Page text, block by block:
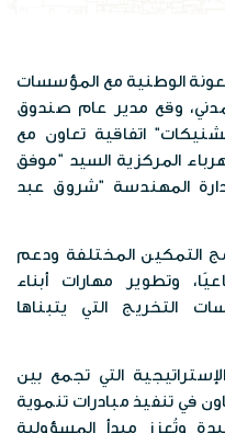
الوطنية مع المؤسسات
وقع مدير عام صندوق
اتفاقية تعاون مع
المركزية السيد "موفق
المهندسة "شروق عبد
التمكين المختلفة ودعم
وتطوير مهارات أبناء
التخريج التي يتبناها
التي تجمع بين
في تنفيذ مبادرات تنموية
وتُعزز مبدأ المسؤولية